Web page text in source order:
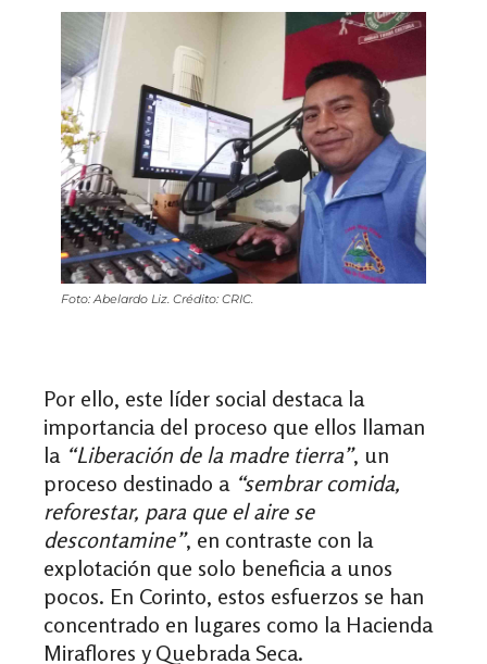
Foto: Abelardo Liz. Crédito: CRIC.
Por ello, este líder social destaca la
importancia del proceso que ellos llaman
la “Liberación de la madre tierra”, un
proceso destinado a “sembrar comida,
reforestar, para que el aire se
descontamine”, en contraste con la
explotación que solo beneficia a unos
pocos. En Corinto, estos esfuerzos se han
concentrado en lugares como la Hacienda
Miraflores y Quebrada Seca.